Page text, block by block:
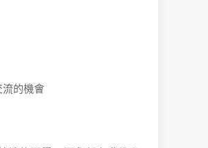
的機會